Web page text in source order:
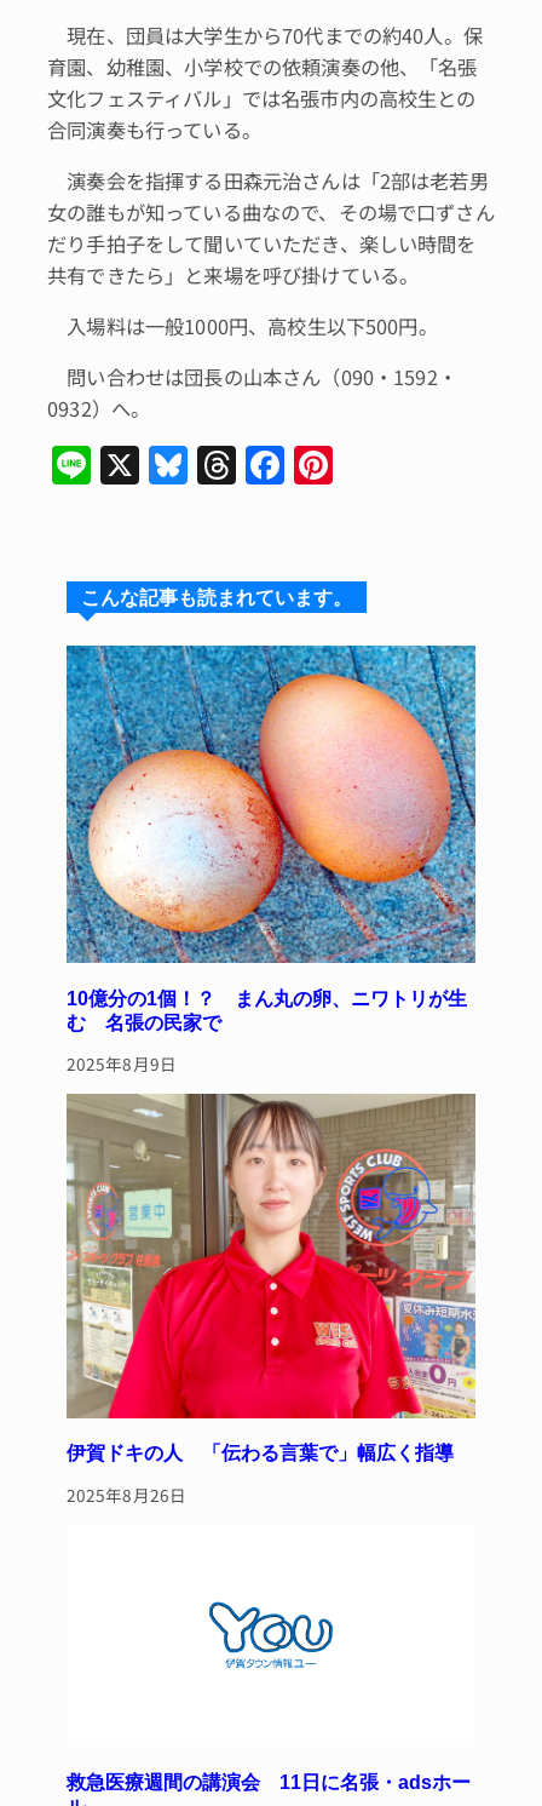
現在、団員は大学生から70代までの約40人。保
育園、幼稚園、小学校での依頼演奏の他、「名張
文化フェスティバル」では名張市内の高校生との
合同演奏も行っている。
演奏会を指揮する田森元治さんは「2部は老若男
女の誰もが知っている曲なので、その場で口ずさん
だり手拍子をして聞いていただき、楽しい時間を
共有できたら」と来場を呼び掛けている。
入場料は一般1000円、高校生以下500円。
問い合わせは団長の山本さん（090・1592・
0932）へ。
Li X Bl
s
k
y
T
a
d
s
F
e
b
o
o
k
re
st
こんな記事も読まれています。
10億分の1個！？ まん丸の卵、ニワトリが生
む 名張の民家で
2025年8月9日
伊賀ドキの人 「伝わる言葉で」幅広く指導
2025年8月26日
救急医療週間の講演会 11日に名張・adsホー